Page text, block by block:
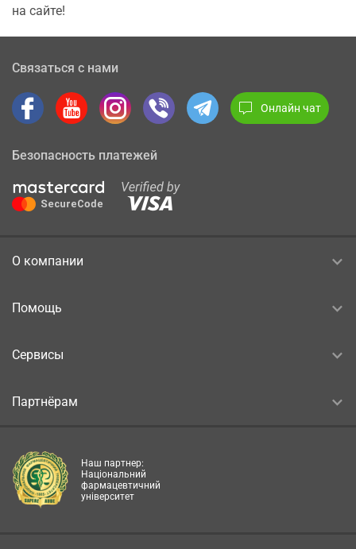
на сайте!
Связаться с нами
Онлайн чат
Безопасность платежей
О компании
Помощь
Сервисы
Партнёрам
Наш партнер:
Національний
фармацевтичний
університет